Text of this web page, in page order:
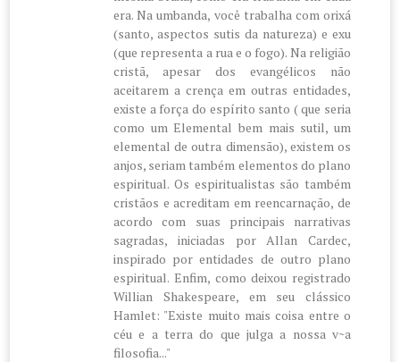
era. Na umbanda, você trabalha com orixá
(santo, aspectos sutis da natureza) e exu
(que representa a rua e o fogo). Na religião
cristã, apesar dos evangélicos não
aceitarem a crença em outras entidades,
existe a força do espírito santo ( que seria
como um Elemental bem mais sutil, um
elemental de outra dimensão), existem os
anjos, seriam também elementos do plano
espiritual. Os espiritualistas são também
cristãos e acreditam em reencarnação, de
acordo com suas principais narrativas
sagradas, iniciadas por Allan Cardec,
inspirado por entidades de outro plano
espiritual. Enfim, como deixou registrado
Willian Shakespeare, em seu clássico
Hamlet: "Existe muito mais coisa entre o
céu e a terra do que julga a nossa v~a
filosofia..."